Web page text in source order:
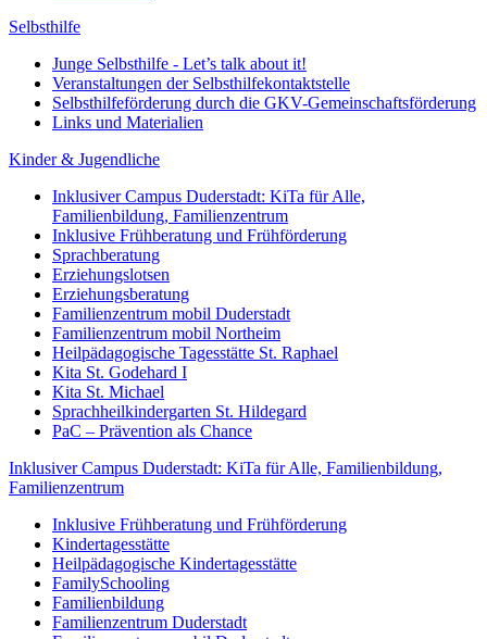
Selbsthilfe
Junge Selbsthilfe - Let’s talk about it!
Veranstaltungen der Selbsthilfekontaktstelle
Selbsthilfeförderung durch die GKV-Gemeinschaftsförderung
Links und Materialien
Kinder & Jugendliche
Inklusiver Campus Duderstadt: KiTa für Alle,
Familienbildung, Familienzentrum
Inklusive Frühberatung und Frühförderung
Sprachberatung
Erziehungslotsen
Erziehungsberatung
Familienzentrum mobil Duderstadt
Familienzentrum mobil Northeim
Heilpädagogische Tagesstätte St. Raphael
Kita St. Godehard I
Kita St. Michael
Sprachheilkindergarten St. Hildegard
PaC – Prävention als Chance
Inklusiver Campus Duderstadt: KiTa für Alle, Familienbildung,
Familienzentrum
Inklusive Frühberatung und Frühförderung
Kindertagesstätte
Heilpädagogische Kindertagesstätte
FamilySchooling
Familienbildung
Familienzentrum Duderstadt